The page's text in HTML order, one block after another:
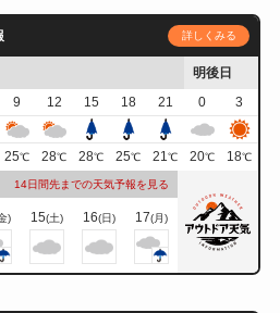
詳しくみる
明後日
9 12 15 18 21 0
3
25℃ 28℃ 28℃ 25℃ 21℃ 20℃ 18℃
14日間先までの天気予報を見る
) 15(土) 16(日) 17(月)